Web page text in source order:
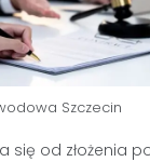
Szczecin
się od złożenia